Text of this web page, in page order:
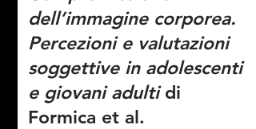
dell’immagine corporea.
Percezioni e valutazioni
soggettive in adolescenti
e giovani adultidi
Formica et al.